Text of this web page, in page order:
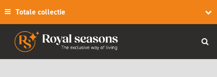
Totale collectie